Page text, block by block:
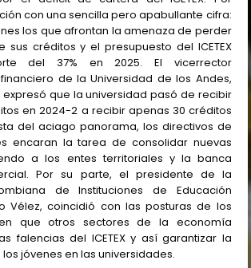
con una sencilla pero apabullante cifra:
los que afrontan la amenaza de perder
sus créditos y el presupuesto del ICETEX
del 37% en 2025. El vicerrector
de la Universidad de los Andes,
expresó que la universidad pasó de recibir
en 2024-2 a recibir apenas 30 créditos
del aciago panorama, los directivos de
encaran la tarea de consolidar nuevas
a los entes territoriales y la banca
Por su parte, el presidente de la
de Instituciones de Educación
Vélez, coincidió con las posturas de los
que otros sectores de la economía
falencias del ICETEX y así garantizar la
jóvenes en las universidades.